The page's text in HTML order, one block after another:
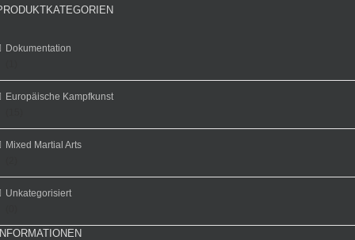
Dokumentation
Europäische Kampfkunst
Mixed Martial Arts
Unkategorisiert